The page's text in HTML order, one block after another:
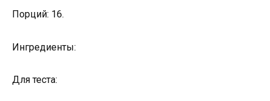
Порций: 16.
Ингредиенты:
Для теста: